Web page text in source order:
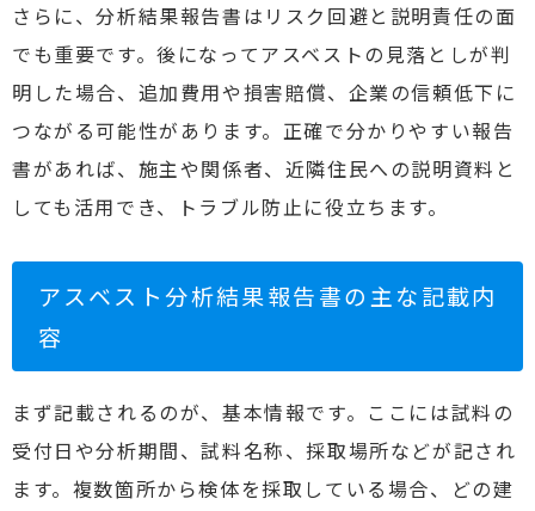
さらに、分析結果報告書はリスク回避と説明責任の面
でも重要です。後になってアスベストの見落としが判
明した場合、追加費用や損害賠償、企業の信頼低下に
つながる可能性があります。正確で分かりやすい報告
書があれば、施主や関係者、近隣住民への説明資料と
しても活用でき、トラブル防止に役立ちます。
アスベスト分析結果報告書の主な記載内
容
まず記載されるのが、基本情報です。ここには試料の
受付日や分析期間、試料名称、採取場所などが記され
ます。複数箇所から検体を採取している場合、どの建